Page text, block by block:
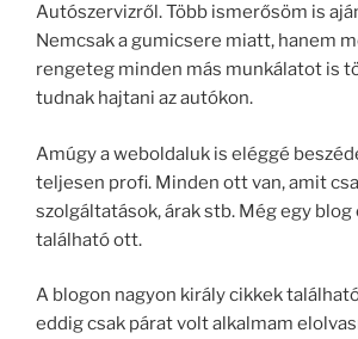
Autószervizről. Több ismerősöm is
Nemcsak a gumicsere miatt, hanem
rengeteg minden más munkálatot is
tudnak hajtani az autókon.
Amúgy a weboldaluk is eléggé
teljesen profi. Minden ott van, amit
szolgáltatások, árak stb. Még egy blog
található ott.
A blogon nagyon király cikkek
eddig csak párat volt alkalmam